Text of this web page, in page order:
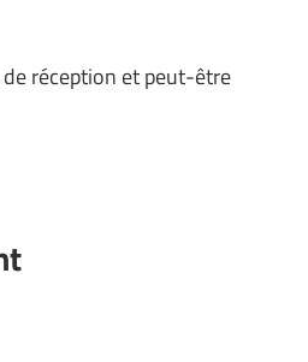
réception et peut-être